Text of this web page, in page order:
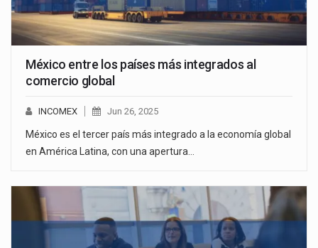
México entre los países más integrados al
comercio global
INCOMEX Jun 26, 2025
México es el tercer país más integrado a la economía global
en América Latina, con una apertura…